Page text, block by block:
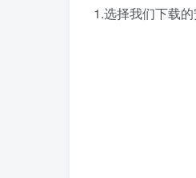
1.选择我们下载的